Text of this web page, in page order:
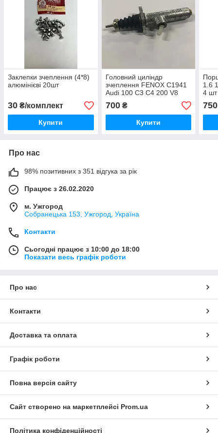
Заклепки зчеплення (4*8)
алюмінієві 20шт
30 ₴/комплект
Купити
Головний циліндр
зчеплення FENOX C1941
Audi 100 C3 C4 200 V8
431721401 4A0721401
700₴
Купити
1.6
4
750
Про нас
98% позитивних з 351 відгука за рік
Працює з 26.02.2020
м. Ужгород
Собранецька 153, Ужгород, Україна
Контакти
Сьогодні працює з 10:00 до 18:00
Показати весь графік роботи
Про нас
Контакти
Доставка та оплата
Графік роботи
Повна версія сайту
Сайт створено на маркетплейсі Prom.ua
Політика конфіденційності